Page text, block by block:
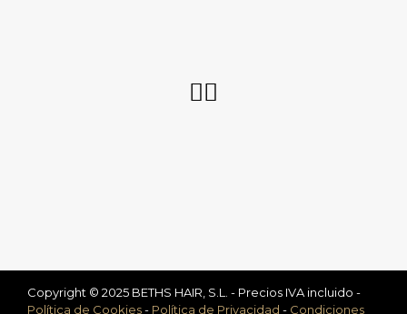
Copyright © 2025 BETHS HAIR, S.L. - Precios IVA incluido -
Política de Cookies- Política de Privacidad - Condiciones